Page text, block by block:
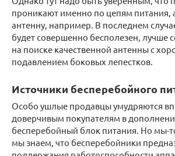
проникают именно по цепям питания,
антенну, например. В последнем
будет совершенно бесполезен, лучше
на поиске качественной антенны с
подавлением боковых лепестков.
Источники бесперебойного
Особо ушлые продавцы умудряются
доверчивым покупателям в
бесперебойный блок питания. Но мы-
мы знаем, что бесперебойники